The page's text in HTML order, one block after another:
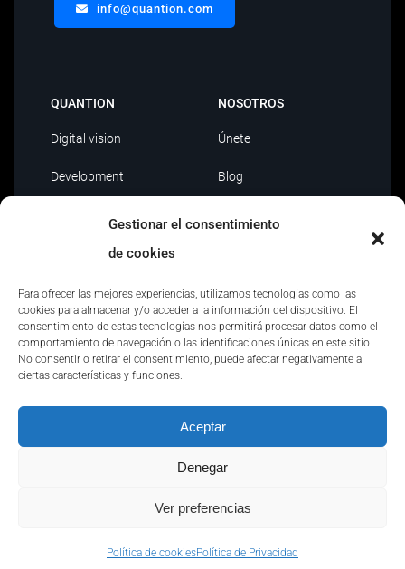
Gestionar el consentimiento
de cookies
Para ofrecer las mejores experiencias, utilizamos tecnologías como las
cookies para almacenar y/o acceder a la información del dispositivo. El
consentimiento de estas tecnologías nos permitirá procesar datos como el
comportamiento de navegación o las identificaciones únicas en este sitio.
No consentir o retirar el consentimiento, puede afectar negativamente a
ciertas características y funciones.
Aceptar
Denegar
Ver preferencias
Política de cookiesPolítica de Privacidad
info@quantion.com
QUANTION
Digital vision
Development
Outsourcing IT
NOSOTROS
Únete
Blog
|Condiciones de uso